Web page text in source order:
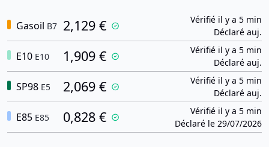
Gasoil B7 2,129 €
Vérifié il y a 5 min
Déclaré auj.
E10 E10 1,909 €
Vérifié il y a 5 min
Déclaré auj.
SP98 E5 2,069 €
Vérifié il y a 5 min
Déclaré auj.
E85 E85 0,828 €
Vérifié il y a 5 min
Déclaré le 29/07/2026